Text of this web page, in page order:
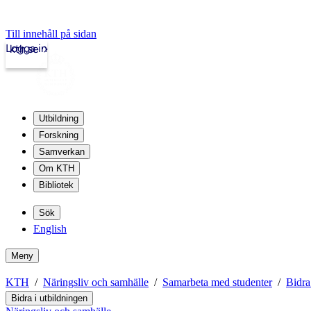
Till innehåll på sidan
kth.se
Logga in
Utbildning
Forskning
Samverkan
Om KTH
Bibliotek
Sök
English
Meny
KTH Näringsliv och samhälle Samarbeta med studenter
Bidra i utbildningen